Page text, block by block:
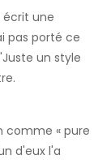
une
pas porté ce
un style
comme « pure
d'eux l'a